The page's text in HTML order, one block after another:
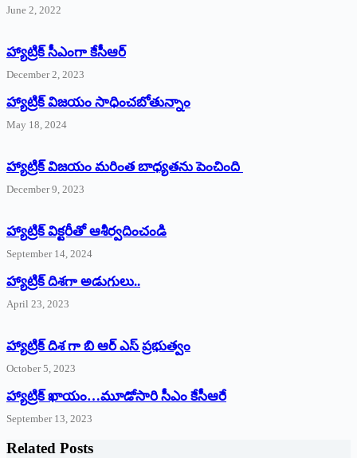
June 2, 2022
హ్యాట్రిక్‌ ‌సీఎంగా కేసీఆర్‌
December 2, 2023
హ్యాట్రిక్‌ విజయం సాధించబోతున్నాం
May 18, 2024
హ్యాట్రిక్ విజయం మరింత బాధ్యతను పెంచింది
December 9, 2023
హ్యాట్రిక్‌ ‌విక్టరీతో ఆశీర్వదించండి
September 14, 2024
‌హ్యాట్రిక్‌ ‌దిశగా అడుగులు..
April 23, 2023
హ్యాట్రిక్ దిశ గా బి ఆర్ ఎస్ ప్రభుత్వం
October 5, 2023
హ్యాట్రిక్‌ ‌ఖాయం…మూడోసారి సీఎం కేసీఆరే
September 13, 2023
Related Posts